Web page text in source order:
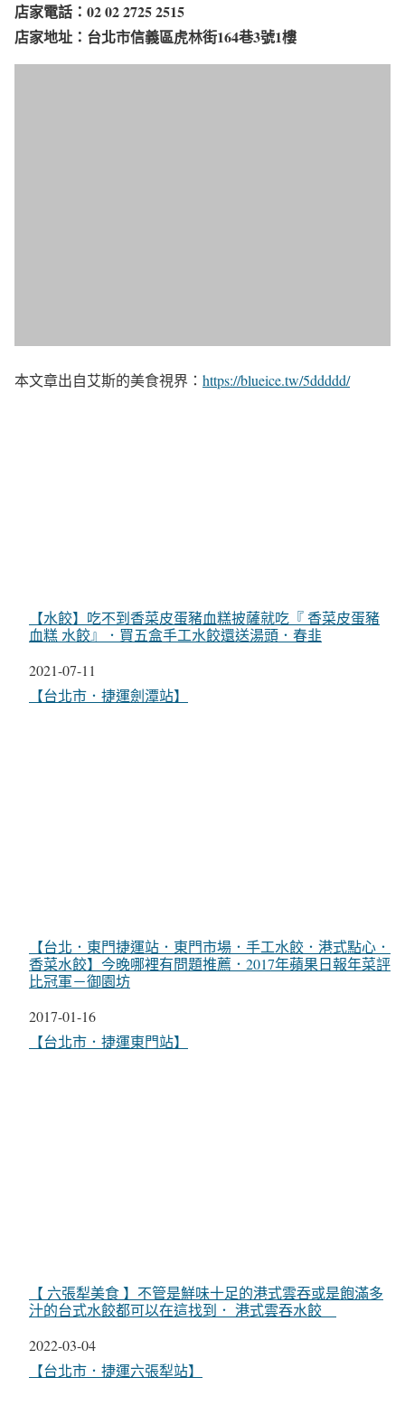
店家電話：02 02 2725 2515
店家地址：台北市信義區虎林街164巷3號1樓
本文章出自艾斯的美食視界： https://blueice.tw/5ddddd/
【水餃】吃不到香菜皮蛋豬血糕披薩就吃『 香菜皮蛋豬
血糕 水餃』．買五盒手工水餃還送湯頭．春韭
日期
2021-07-11
關於
【台北市．捷運劍潭站】
【台北．東門捷運站．東門市場．手工水餃．港式點心．
香菜水餃】今晚哪裡有問題推薦．2017年蘋果日報年菜評
比冠軍－御園坊
日期
2017-01-16
關於
【台北市．捷運東門站】
【 六張犁美食 】不管是鮮味十足的港式雲吞或是飽滿多
汁的台式水餃都可以在這找到． 港式雲吞水餃
日期
2022-03-04
關於
【台北市．捷運六張犁站】